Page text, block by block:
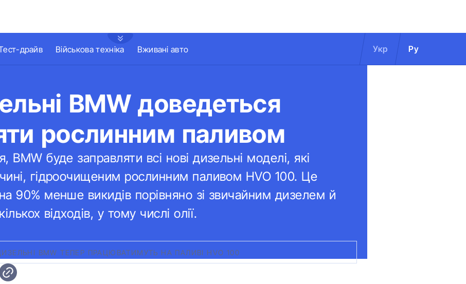
драйв Військова техніка Вживані авто Укр Ру
BMW доведеться
рослинним паливом
BMW буде заправляти всі нові дизельні моделі, які
гідроочищеним рослинним паливом HVO 100. Це
90% менше викидів порівняно зі звичайним дизелем й
відходів, у тому числі олії.
BMW ТЕПЕР ПРАЦЮВАТИМУТЬ НА ПАЛИВІ HVO 100